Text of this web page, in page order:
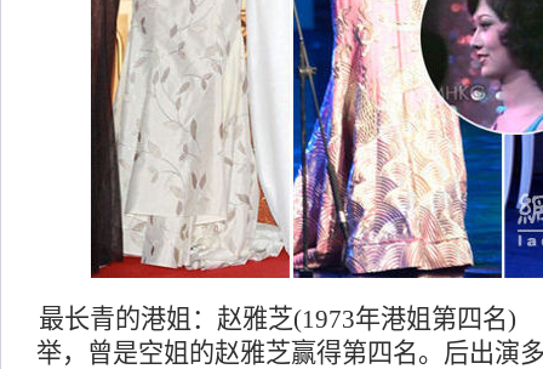
最长青的港姐：赵雅芝(1973年港姐第四名)
举，曾是空姐的赵雅芝赢得第四名。后出演